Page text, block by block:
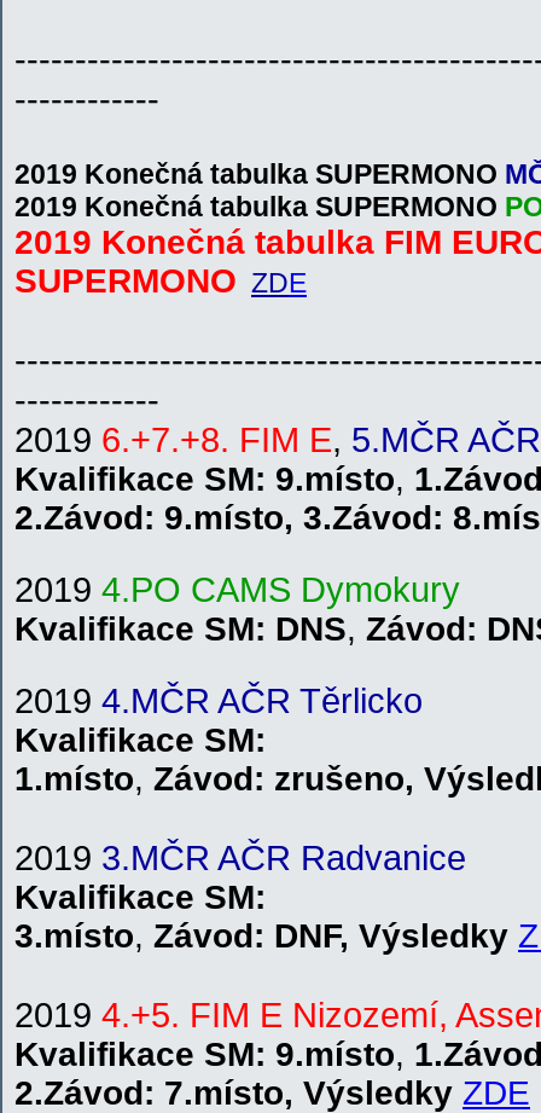
------------
2019 Konečná tabulka SUPERMONO
2019 Konečná tabulka SUPERMONO
2019 Konečná tabulka FIM
SUPERMONO ZDE
------------
2019 6.+7.+8. FIM E, 5.MČR
Kvalifikace SM: 9.místo,
2.Závod: 9.místo, 3.Závod:
2019 4.PO CAMS Dymokury
Kvalifikace SM: DNS, Závod:
2019 4.MČR AČR Těrlicko
Kvalifikace SM:
1.místo, Závod: zrušeno, V
2019 3.MČR AČR Radvanice
Kvalifikace SM:
3.místo, Závod: DNF, Výsledky
2019 4.+5. FIM E Nizozemí,
Kvalifikace SM: 9.místo,
2.Závod: 7.místo, Výsledky ZDE